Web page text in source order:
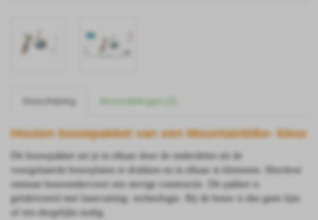
Omschrijving Beoordelingen (2)
Houten bouwpakket van een Mountainbike- kleur
Dit bouwpakket zet je in elkaar door de onderdelen uit de
voorgelaserde bouwplaten te drukken en in elkaar te klemmen. Hierdoor
ontstaat bouwendervoort een stevige constructie. Dit pakket is
gefabriceerd met lasercutting- technologie. Bij de bouw is dus geen lijm
of iets dergelijks nodig.